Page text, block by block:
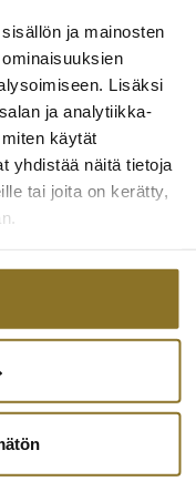
ja mainosten
Lisäksi
ja analytiikka-
käytät
yhdistää näitä tietoja
tai joita on kerätty,